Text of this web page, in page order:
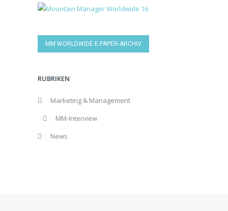
MM WORLDWIDE E-PAPER-ARCHIV
RUBRIKEN
Marketing & Management
MM-Interview
News